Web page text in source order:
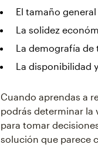
El tamaño
La solidez
La demografía
La disponibilidad
Cuando aprendas a
podrás determinar la
para tomar
solución que parece